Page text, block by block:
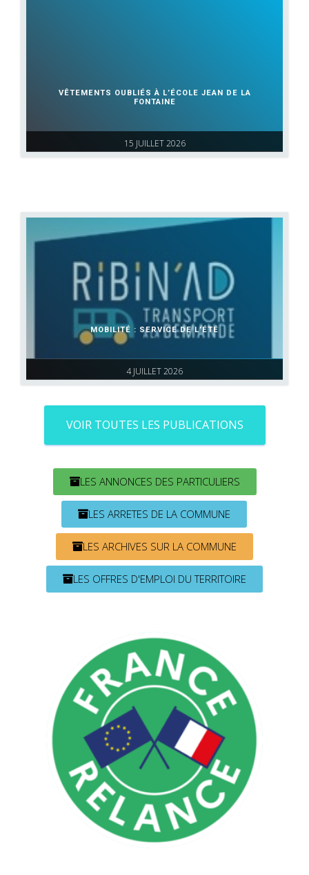
15 JUILLET 2026
VÊTEMENTS OUBLIÉS À L’ÉCOLE JEAN DE LA
FONTAINE
4 JUILLET 2026
MOBILITÉ : SERVICE DE L’ÉTÉ
VOIR TOUTES LES PUBLICATIONS
LES ANNONCES DES PARTICULIERS
LES ARRETES DE LA COMMUNE
LES ARCHIVES SUR LA COMMUNE
LES OFFRES D'EMPLOI DU TERRITOIRE